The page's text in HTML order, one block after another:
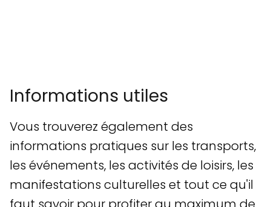
Informations utiles
Vous trouverez également des
informations pratiques sur les transports,
les événements, les activités de loisirs, les
manifestations culturelles et tout ce qu'il